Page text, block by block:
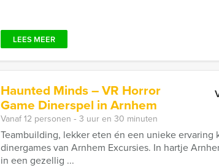
LEES MEER
Haunted Minds – VR Horror
Game Dinerspel in Arnhem
Vanaf 12 personen ‐ 3 uur en 30 minuten
Teambuilding, lekker eten én een unieke ervaring
dinergames van Arnhem Excursies. In hartje
in een gezellig ...